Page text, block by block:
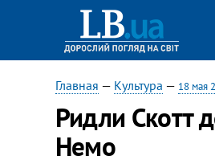
Главная — Культура — 18 мая
Ридли Скотт
Немо